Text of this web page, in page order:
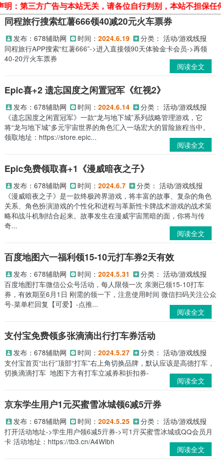
明：第三方广告与本站无关，请各位自行判别，本站不担保
同程旅行搜索红薯666领40减20元火车票券
发布： 678辅助网 时间： 2024.6.19 分类： 活动/游戏线报
同程旅行APP搜索“红薯666”->进入直接领90天体验金卡会员->再领
40-20亓火车票券
阅读全文
Epic喜+2 遗忘国度之闲置冠军《红视2》
发布： 678辅助网 时间： 2024.6.14 分类： 活动/游戏线报
《遗忘国度之闲置冠军》一款“龙与地下城”系列战略管理游戏，它
将“龙与地下城”多元宇宙世界的角色汇入一场宏大的冒险旅程当中。
领取地址：https://store.epic...
阅读全文
Epic免费领取喜+1《漫威暗夜之子》
发布： 678辅助网 时间： 2024.6.7 分类： 活动/游戏线报
《漫威暗夜之子》是一款终极跨界游戏，将丰富的故事、复杂的角色
关系、角色扮演游戏的个性化和进程与革新性卡牌战术游戏的战术策
略和战斗机制结合起来。故事发生在漫威宇宙黑暗的面，你将与传
奇...
阅读全文
百度地图六一福利领15-10元打车券2天有效
发布： 678辅助网 时间： 2024.5.31 分类： 活动/游戏线报
百度地图打车微信公众号活动，每人限领一次 亲测已领15-10打车
券，有效期至6月1日 刚需的领一下，注意使用时间 微信扫码关注公众
号-菜单栏回复【可爱】-点推...
阅读全文
支付宝免费领多张滴滴出行打车券活动
发布： 678辅助网 时间： 2024.5.27 分类： 活动/游戏线报
支付宝首页“出行”顶部“打车”右上角切换品牌，默认应该是高德打车，
切换滴滴打车 地图下方有打车立减券和折扣券-
阅读全文
京东学生用户1元买蜜雪冰城领6减5亓券
发布： 678辅助网 时间： 2024.5.25 分类： 活动/游戏线报
打开活动地址->学生用户领6减5亓券->可1亓买蜜雪冰城或QQ会员月
卡 活动地址：https://tb3.cn/A4Wlbh
阅读全文